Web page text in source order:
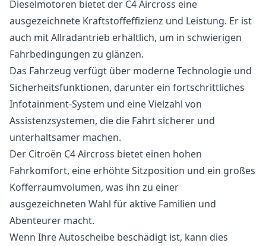
Dieselmotoren bietet der C4 Aircross eine
ausgezeichnete Kraftstoffeffizienz und Leistung. Er ist
auch mit Allradantrieb erhältlich, um in schwierigen
Fahrbedingungen zu glänzen.
Das Fahrzeug verfügt über moderne Technologie und
Sicherheitsfunktionen, darunter ein fortschrittliches
Infotainment-System und eine Vielzahl von
Assistenzsystemen, die die Fahrt sicherer und
unterhaltsamer machen.
Der Citroën C4 Aircross bietet einen hohen
Fahrkomfort, eine erhöhte Sitzposition und ein großes
Kofferraumvolumen, was ihn zu einer
ausgezeichneten Wahl für aktive Familien und
Abenteurer macht.
Wenn Ihre Autoscheibe beschädigt ist, kann dies